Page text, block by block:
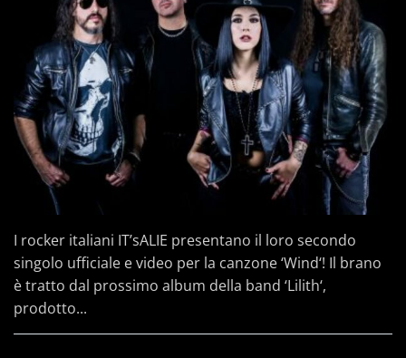
I rocker italiani IT’sALIE presentano il loro secondo
singolo ufficiale e video per la canzone ‘Wind‘! Il brano
è tratto dal prossimo album della band ‘Lilith‘,
prodotto...